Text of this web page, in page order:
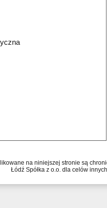
na niniejszej stronie są
Łódź Spółka z o.o. dla celów